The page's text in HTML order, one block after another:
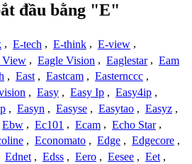
đầu bằng "E"
, E-tech , E-think , E-view ,
View , Eagle Vision , Eaglestar , Eam
, East , Eastcam , Easternccc ,
, Easy , Easy Ip , Easy4ip ,
, Easyn , Easyse , Easytao , Easyz ,
Ebw , Ec101 , Ecam , Echo Star ,
, Economato , Edge , Edgecore ,
Ednet , Edss , Eero , Eesee , Eet ,